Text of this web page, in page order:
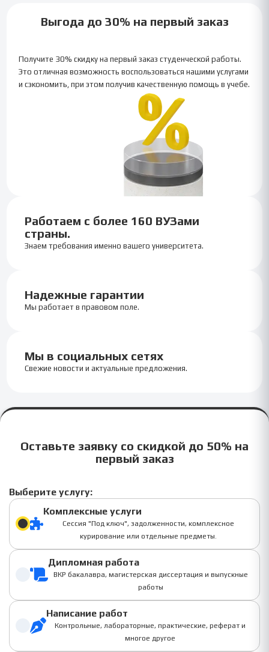
Выгода до 30% на первый заказ
Получите 30% скидку на первый заказ студенческой работы.
Это отличная возможность воспользоваться нашими услугами
и сэкономить, при этом получив качественную помощь в учебе.
Работаем с более 160 ВУЗами
страны.
Знаем требования именно вашего университета.
Надежные гарантии
Мы работает в правовом поле.
Мы в социальных сетях
Свежие новости и актуальные предложения.
Оставьте заявку со скидкой до 50% на
первый заказ
Выберите услугу:
Комплексные услуги
Сессия "Под ключ", задолженности, комплексное
курирование или отдельные предметы.
Дипломная работа
ВКР бакалавра, магистерская диссертация и выпускные
работы
Написание работ
Контрольные, лабораторные, практические, реферат и
многое другое